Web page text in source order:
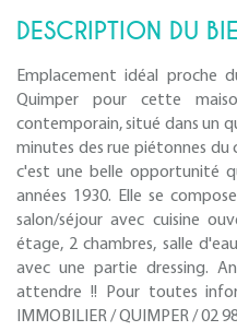
DESCRIPTION DU
Emplacement idéal
Quimper pour cette
contemporain, situé dans un
minutes des rue piétonnes
c'est une belle opportunité
années 1930. Elle se
salon/séjour avec cuisine
étage, 2 chambres, salle
avec une partie dressing.
attendre !! Pour toutes
IMMOBILIER / QUIMPER / 02